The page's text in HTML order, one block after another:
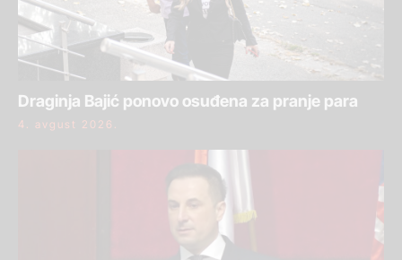
Draginja Bajić ponovo osuđena za pranje para
4. avgust 2026.